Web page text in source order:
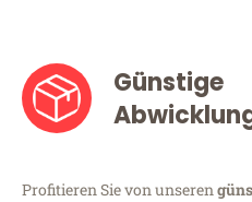
Günstige
Profitieren Sie von unseren